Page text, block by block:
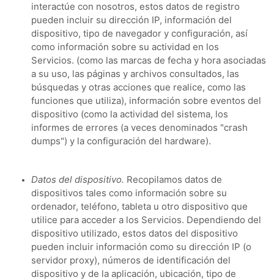
interactúe con nosotros, estos datos de registro
pueden incluir su dirección IP, información del
dispositivo, tipo de navegador y configuración, así
como información sobre su actividad en los
Servicios. (como las marcas de fecha y hora asociadas
a su uso, las páginas y archivos consultados, las
búsquedas y otras acciones que realice, como las
funciones que utiliza), información sobre eventos del
dispositivo (como la actividad del sistema, los
informes de errores (a veces denominados "crash
dumps") y la configuración del hardware).
Datos del dispositivo. Recopilamos datos de
dispositivos tales como información sobre su
ordenador, teléfono, tableta u otro dispositivo que
utilice para acceder a los Servicios. Dependiendo del
dispositivo utilizado, estos datos del dispositivo
pueden incluir información como su dirección IP (o
servidor proxy), números de identificación del
dispositivo y de la aplicación, ubicación, tipo de